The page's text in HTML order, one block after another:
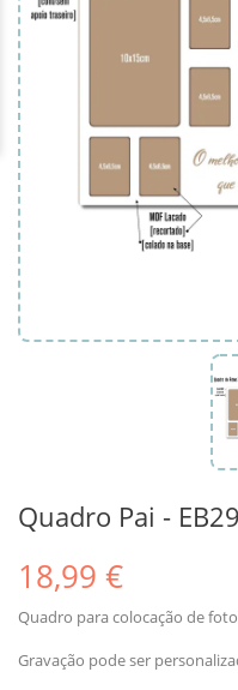
Quadro Pai -
18,99 €
Quadro para colocação de
Gravação pode ser